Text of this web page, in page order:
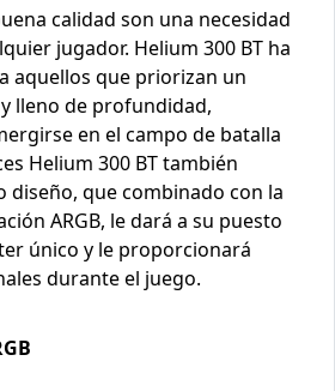
calidad son una necesidad
jugador. Helium 300 BT ha
aquellos que priorizan un
lleno de profundidad,
en el campo de batalla
Helium 300 BT también
diseño, que combinado con la
ARGB, le dará a su puesto
único y le proporcionará
durante el juego.